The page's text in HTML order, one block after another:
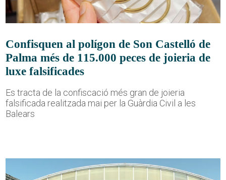
Confisquen al polígon de Son Castelló de
Palma més de 115.000 peces de joieria de
luxe falsificades
Es tracta de la confiscació més gran de joieria
falsificada realitzada mai per la Guàrdia Civil a les
Balears